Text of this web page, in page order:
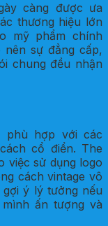
càng được ưa
thương hiệu lớn
mỹ phẩm chính
nên sự đẳng cấp,
chung đều nhận
phù hợp với các
cổ điển. The
việc sử dụng logo
cách vintage vô
ý lý tưởng nếu
ấn tượng và